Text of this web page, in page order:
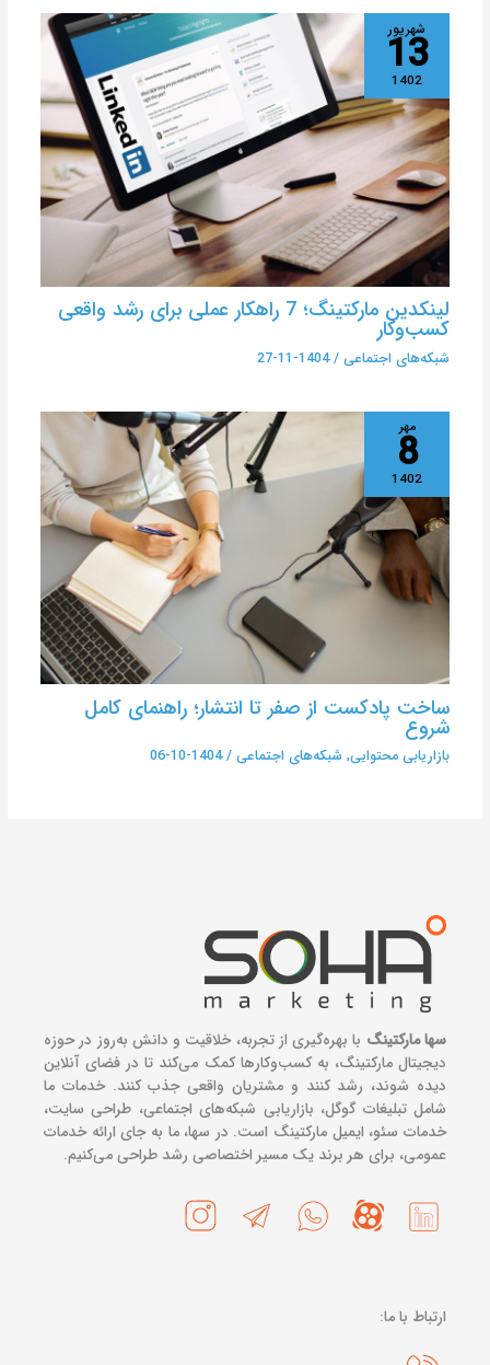
شهریور
13
1402
لینکدین مارکتینگ؛ 7 راهکار عملی برای رشد واقعی
کسب‌وکار
شبکه‌های اجتماعی/
1404-11-27
مهر
8
1402
ساخت پادکست از صفر تا انتشار؛ راهنمای کامل
شروع
بازاریابی محتوایی, شبکه‌های اجتماعی/
1404-10-06
سها مارکتینگ با بهره‌گیری از تجربه، خلاقیت و دانش به‌روز در حوزه
دیجیتال مارکتینگ، به کسب‌وکارها کمک می‌کند تا در فضای آنلاین
دیده شوند، رشد کنند و مشتریان واقعی جذب کنند. خدمات ما
شامل تبلیغات گوگل، بازاریابی شبکه‌های اجتماعی، طراحی سایت،
خدمات سئو، ایمیل مارکتینگ است. در سها، ما به جای ارائه خدمات
عمومی، برای هر برند یک مسیر اختصاصی رشد طراحی می‌کنیم.
ارتباط با ما: